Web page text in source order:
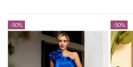
-50% -50%